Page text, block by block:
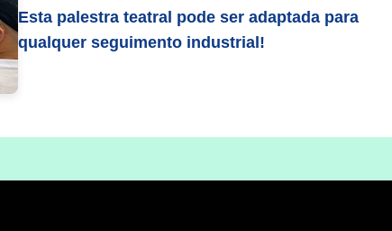
Esta palestra teatral pode ser adaptada para
qualquer seguimento industrial!